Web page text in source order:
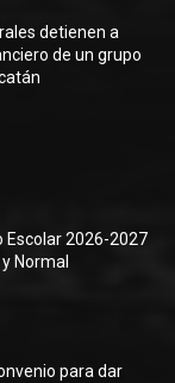
detienen a
de un grupo
Escolar 2026-2027
Normal
para dar